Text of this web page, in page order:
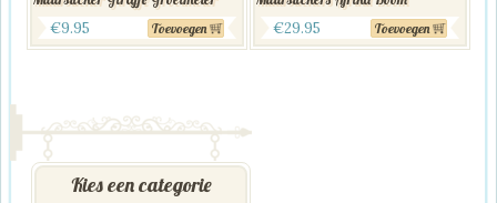
€9.95 Toevoegen €29.95 Toevoegen
Kies een categorie